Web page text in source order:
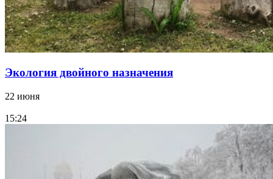
Экология двойного назначения
22 июня
15:24